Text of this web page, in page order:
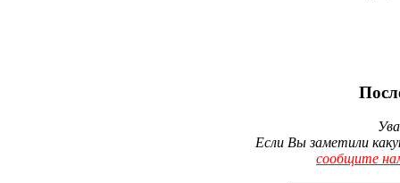
Если Вы заметили
сообщите